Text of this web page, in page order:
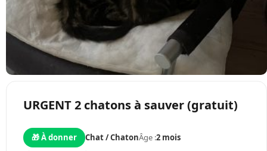
URGENT 2 chatons à sauver (gratuit)
🎁 À donner Chat / ChatonÂge :2 mois